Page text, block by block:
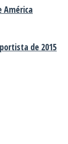
América
de 2015